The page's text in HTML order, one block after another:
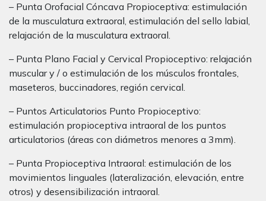
– Punta Orofacial Cóncava Propioceptiva: estimulación
de la musculatura extraoral, estimulación del sello labial,
relajación de la musculatura extraoral.
– Punta Plano Facial y Cervical Propioceptivo: relajación
muscular y / o estimulación de los músculos frontales,
maseteros, buccinadores, región cervical.
– Puntos Articulatorios Punto Propioceptivo:
estimulación propioceptiva intraoral de los puntos
articulatorios (áreas con diámetros menores a 3mm).
– Punta Propioceptiva Intraoral: estimulación de los
movimientos linguales (lateralización, elevación, entre
otros) y desensibilización intraoral.